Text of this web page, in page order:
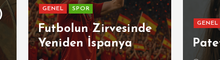
GENEL SPOR
Futbolun Zirvesinde
Yeniden İspanya
GENEL